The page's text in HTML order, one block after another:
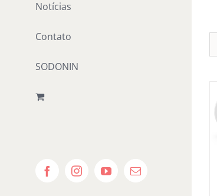
Notícias
Contato
SODONIN
FacebookInstagramYouTube
E-